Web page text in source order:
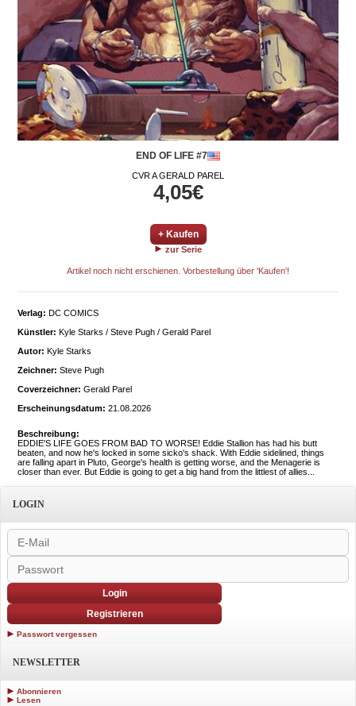
END OF LIFE #7
CVR A GERALD PAREL
4,05€
+ Kaufen
zur Serie
Artikel noch nicht erschienen. Vorbestellung über 'Kaufen'!
Verlag: DC COMICS
Künstler: Kyle Starks / Steve Pugh / Gerald Parel
Autor: Kyle Starks
Zeichner: Steve Pugh
Coverzeichner: Gerald Parel
Erscheinungsdatum: 21.08.2026
Beschreibung:
EDDIE'S LIFE GOES FROM BAD TO WORSE! Eddie Stallion has had his butt
beaten, and now he's locked in some sicko's shack. With Eddie sidelined, things
are falling apart in Pluto, George's health is getting worse, and the Menagerie is
closer than ever. But Eddie is going to get a big hand from the littlest of allies...
LOGIN
Login
Registrieren
Passwort vergessen
NEWSLETTER
Abonnieren
Lesen